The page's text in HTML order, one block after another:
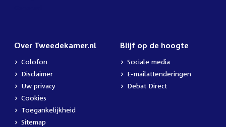
Over Tweedekamer.nl
Colofon
Disclaimer
Uw privacy
Cookies
Toegankelijkheid
Sitemap
Blijf op de hoogte
Sociale media
E-mailattenderingen
Debat Direct